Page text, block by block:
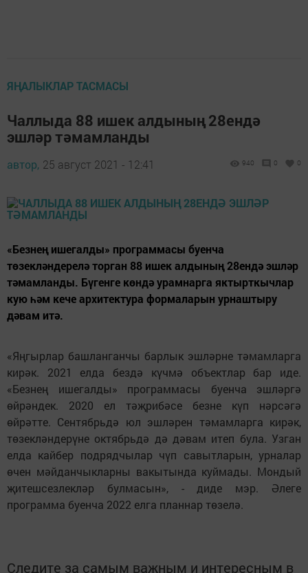
ЯҢАЛЫКЛАР ТАСМАСЫ
Чаллыда 88 ишек алдының 28ендә
эшләр тәмамланды
автор, 25 август 2021 - 12:41 940 0 0
«Безнең ишегалды» программасы буенча
төзекләндерелә торган 88 ишек алдының 28ендә эшләр
тәмамланды. Бүгенге көндә урамнарга яктырткычлар
кую һәм кече архитектура формаларын урнаштыру
дәвам итә.
«Яңгырлар башланганчы барлык эшләрне тәмамларга
кирәк. 2021 елда бездә күчмә объектлар бар иде.
«Безнең ишегалды» программасы буенча эшләргә
өйрәндек. 2020 ел тәҗрибәсе безне күп нәрсәгә
өйрәтте. Сентябрьдә юл эшләрен тәмамларга кирәк,
төзекләндерүне октябрьдә дә дәвам итеп була. Узган
елда кайбер подрядчылар чүп савытларын, урналар
өчен мәйданчыкларны вакытында куймады. Мондый
җитешсезлекләр булмасын», - диде мэр. Әлеге
программа буенча 2022 елга планнар төзелә.
Следите за самым важным и интересным в